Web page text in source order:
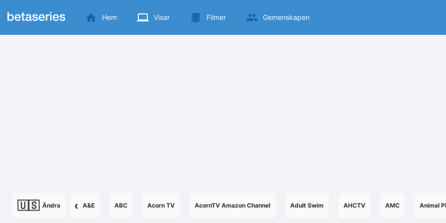
Hem Visar Filmer Gemenskapen
🇺🇸 Ändra ‹ A&E ABC Acorn TV AcornTV Amazon Channel Adult Swim AHCTV AMC Animal